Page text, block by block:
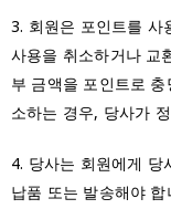
3. 회원은 포인트를 사
사용을 취소하거나 교
부 금액을 포인트로
소하는 경우, 당사가
4. 당사는 회원에게 당
납품 또는 발송해야